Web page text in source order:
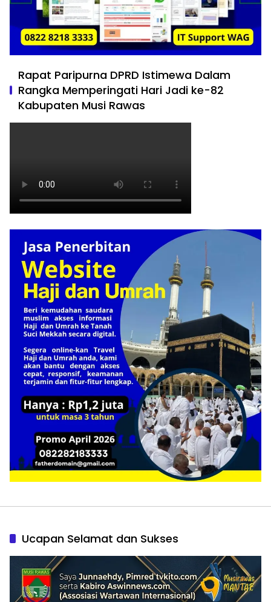
Rapat Paripurna DPRD Istimewa Dalam
Rangka Memperingati Hari Jadi ke-82
Kabupaten Musi Rawas
Ucapan Selamat dan Sukses